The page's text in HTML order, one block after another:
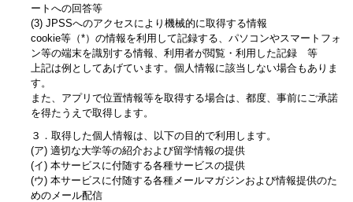
ートへの回答等
(3) JPSSへのアクセスにより機械的に取得する情報
cookie等（*）の情報を利用して記録する、パソコンやスマートフォ
ン等の端末を識別する情報、利用者が閲覧・利用した記録 等
上記は例としてあげています。個人情報に該当しない場合もありま
す。
また、アプリで位置情報等を取得する場合は、都度、事前にご承諾
を得たうえで取得します。
３．取得した個人情報は、以下の目的で利用します。
(ア) 適切な大学等の紹介および留学情報の提供
(イ) 本サービスに付随する各種サービスの提供
(ウ) 本サービスに付随する各種メールマガジンおよび情報提供のた
めのメール配信